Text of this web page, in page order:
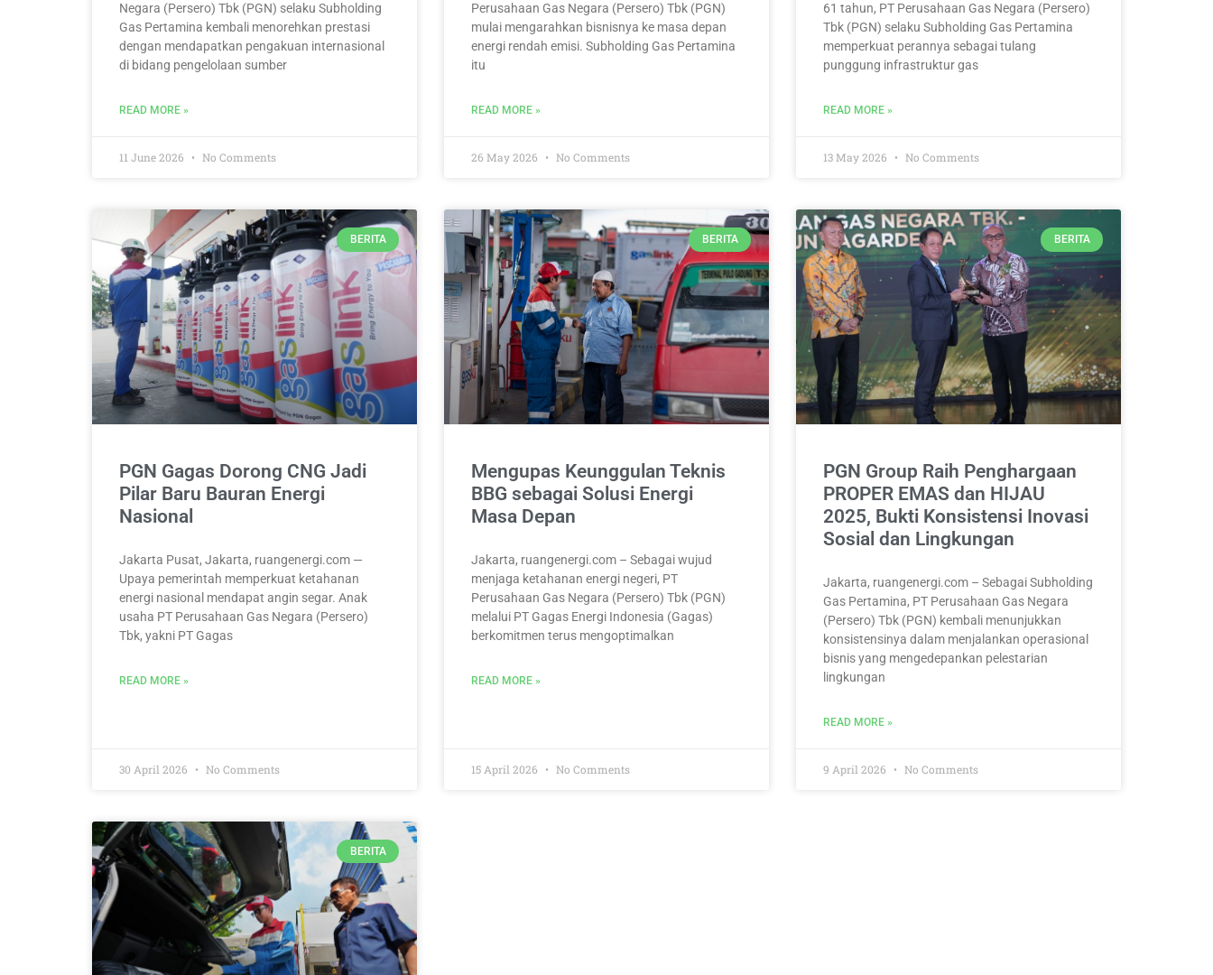
Negara (Persero) Tbk (PGN) selaku Subholding
Gas Pertamina kembali menorehkan prestasi
dengan mendapatkan pengakuan internasional
di bidang pengelolaan sumber
READ MORE »
11 June 2026 No Comments
Perusahaan Gas Negara (Persero) Tbk (PGN)
mulai mengarahkan bisnisnya ke masa depan
energi rendah emisi. Subholding Gas Pertamina
itu
READ MORE »
26 May 2026 No Comments
61 tahun, PT Perusahaan Gas Negara (Persero)
Tbk (PGN) selaku Subholding Gas Pertamina
memperkuat perannya sebagai tulang
punggung infrastruktur gas
READ MORE »
13 May 2026 No Comments
BERITA
PGN Gagas Dorong CNG Jadi
Pilar Baru Bauran Energi
Nasional
Jakarta Pusat, Jakarta, ruangenergi.com —
Upaya pemerintah memperkuat ketahanan
energi nasional mendapat angin segar. Anak
usaha PT Perusahaan Gas Negara (Persero)
Tbk, yakni PT Gagas
READ MORE »
30 April 2026 No Comments
BERITA
Mengupas Keunggulan Teknis
BBG sebagai Solusi Energi
Masa Depan
Jakarta, ruangenergi.com – Sebagai wujud
menjaga ketahanan energi negeri, PT
Perusahaan Gas Negara (Persero) Tbk (PGN)
melalui PT Gagas Energi Indonesia (Gagas)
berkomitmen terus mengoptimalkan
READ MORE »
15 April 2026 No Comments
BERITA
PGN Group Raih Penghargaan
PROPER EMAS dan HIJAU
2025, Bukti Konsistensi Inovasi
Sosial dan Lingkungan
Jakarta, ruangenergi.com – Sebagai Subholding
Gas Pertamina, PT Perusahaan Gas Negara
(Persero) Tbk (PGN) kembali menunjukkan
konsistensinya dalam menjalankan operasional
bisnis yang mengedepankan pelestarian
lingkungan
READ MORE »
9 April 2026 No Comments
BERITA